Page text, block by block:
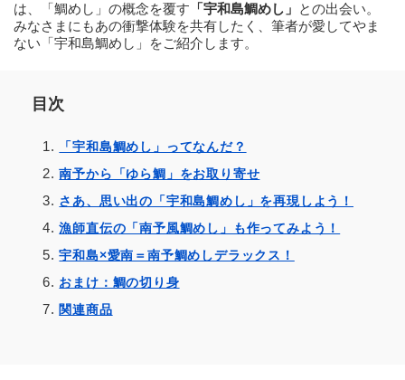
は、「鯛めし」の概念を覆す 「宇和島鯛めし」 との出会い。
みなさまにもあの衝撃体験を共有したく、筆者が愛してやま
ない「宇和島鯛めし」をご紹介します。
目次
「宇和島鯛めし」ってなんだ？
南予から「ゆら鯛」をお取り寄せ
さあ、思い出の「宇和島鯛めし」を再現しよう！
漁師直伝の「南予風鯛めし」も作ってみよう！
宇和島×愛南＝南予鯛めしデラックス！
おまけ：鯛の切り身
関連商品